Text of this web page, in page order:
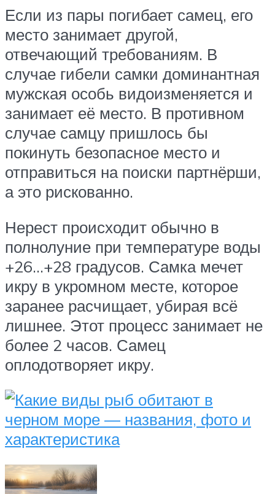
Если из пары погибает самец, его
место занимает другой,
отвечающий требованиям. В
случае гибели самки доминантная
мужская особь видоизменяется и
занимает её место. В противном
случае самцу пришлось бы
покинуть безопасное место и
отправиться на поиски партнёрши,
а это рискованно.
Нерест происходит обычно в
полнолуние при температуре воды
+26…+28 градусов. Самка мечет
икру в укромном месте, которое
заранее расчищает, убирая всё
лишнее. Этот процесс занимает не
более 2 часов. Самец
оплодотворяет икру.